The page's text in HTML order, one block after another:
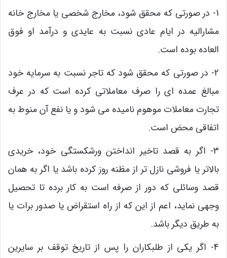
1- در صورتی که محقق شود، مخارج شخصی یا مخارج خانه
مشارالیه در ایام عادی نسبت به عایدی و درآمد او فوق
العاده بوده است.
2- در صورتی که محقق شود که تاجر نسبت به سرمایه خود
مبالغ عمده ای را صرف معاملاتی کرده است که در عرف
تجارت معاملات موهوم نامیده می شود و یا نفع آن منوط به
اتفاقی محض است.
3- اگر به قصد تاخیر انداختن ورشکستگی خود، خریدی
بالاتر یا فروشی نازل تر از مظنه روز کرده باشد یا اگر به همان
قصد وسائلی که دور از صرفه است به کار برده تا تحصیل
وجهی نماید، اعم از این که از راه استقراض یا صدور برات یا
به طریق دیگر باشد.
4- اگر یکی از طلبکاران را پس از تاریخ توقف بر سایرین